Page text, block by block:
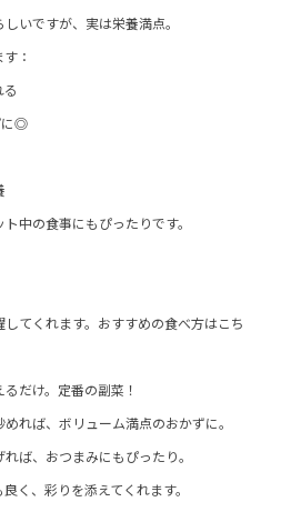
いですが、実は栄養満点。
：
に◎
中の食事にもぴったりです。
てくれます。おすすめの食べ方はこち
だけ。定番の副菜！
れば、ボリューム満点のおかずに。
ば、おつまみにもぴったり。
く、彩りを添えてくれます。